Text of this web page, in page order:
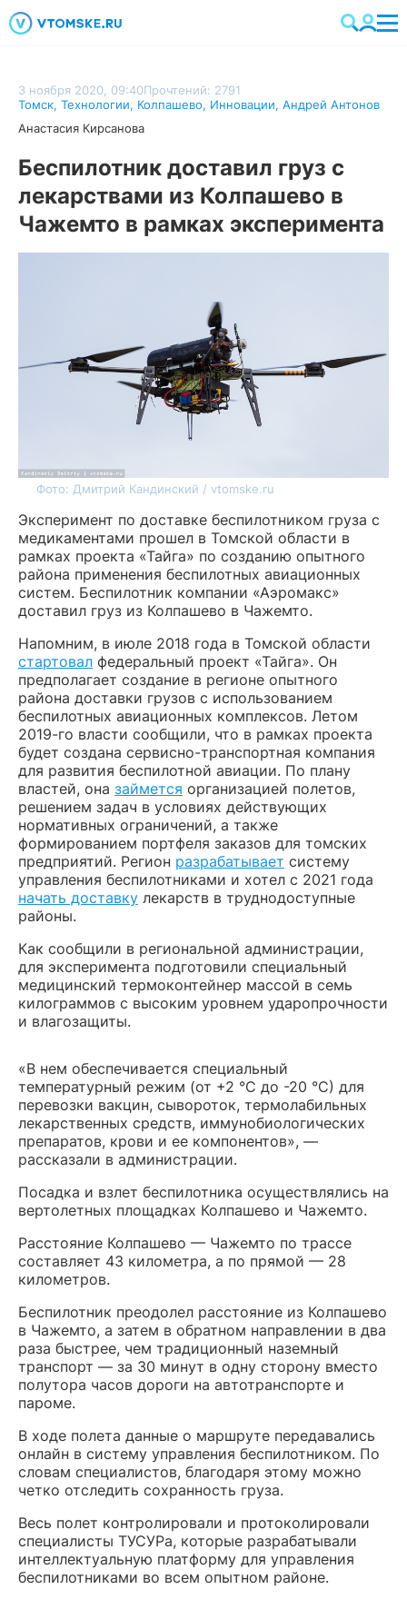
3 ноября 2020, 09:40Прочтений: 2791
Томск, Технологии, Колпашево, Инновации, Андрей Антонов
Анастасия Кирсанова
Беспилотник доставил груз с
лекарствами из Колпашево в
Чажемто в рамках эксперимента
Фото: Дмитрий Кандинский / vtomske.ru
Эксперимент по доставке беспилотником груза с
медикаментами прошел в Томской области в
рамках проекта «Тайга» по созданию опытного
района применения беспилотных авиационных
систем. Беспилотник компании «Аэромакс»
доставил груз из Колпашево в Чажемто.
Напомним, в июле 2018 года в Томской области
стартовал федеральный проект «Тайга». Он
предполагает создание в регионе опытного
района доставки грузов с использованием
беспилотных авиационных комплексов. Летом
2019-го власти сообщили, что в рамках проекта
будет создана сервисно-транспортная компания
для развития беспилотной авиации. По плану
властей, она займется организацией полетов,
решением задач в условиях действующих
нормативных ограничений, а также
формированием портфеля заказов для томских
предприятий. Регион разрабатывает систему
управления беспилотниками и хотел с 2021 года
начать доставку лекарств в труднодоступные
районы.
Как сообщили в региональной администрации,
для эксперимента подготовили специальный
медицинский термоконтейнер массой в семь
килограммов с высоким уровнем ударопрочности
и влагозащиты.
«В нем обеспечивается специальный
температурный режим (от +2 °С до -20 °С) для
перевозки вакцин, сывороток, термолабильных
лекарственных средств, иммунобиологических
препаратов, крови и ее компонентов», —
рассказали в администрации.
Посадка и взлет беспилотника осуществлялись на
вертолетных площадках Колпашево и Чажемто.
Расстояние Колпашево — Чажемто по трассе
составляет 43 километра, а по прямой — 28
километров.
Беспилотник преодолел расстояние из Колпашево
в Чажемто, а затем в обратном направлении в два
раза быстрее, чем традиционный наземный
транспорт — за 30 минут в одну сторону вместо
полутора часов дороги на автотранспорте и
пароме.
В ходе полета данные о маршруте передавались
онлайн в систему управления беспилотником. По
словам специалистов, благодаря этому можно
четко отследить сохранность груза.
Весь полет контролировали и протоколировали
специалисты ТУСУРа, которые разрабатывали
интеллектуальную платформу для управления
беспилотниками во всем опытном районе.